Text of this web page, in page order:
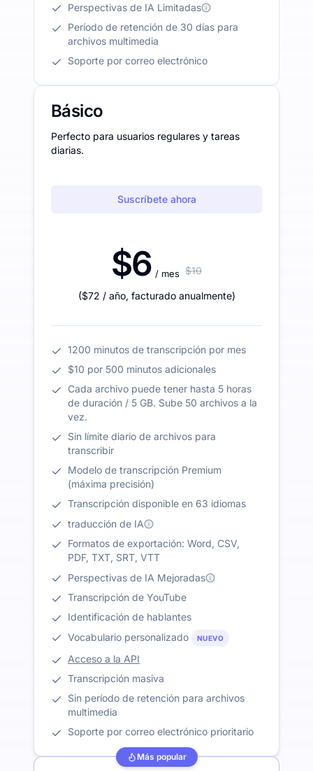
Perspectivas de IA Limitadas
Período de retención de 30 días para
archivos multimedia
Soporte por correo electrónico
Básico
Perfecto para usuarios regulares y tareas
diarias.
Suscríbete ahora
$6 / mes $10
($72 / año, facturado anualmente)
1200 minutos de transcripción por mes
$10 por 500 minutos adicionales
Cada archivo puede tener hasta 5 horas
de duración / 5 GB. Sube 50 archivos a la
vez.
Sin límite diario de archivos para
transcribir
Modelo de transcripción Premium
(máxima precisión)
Transcripción disponible en 63 idiomas
traducción de IA
Formatos de exportación: Word, CSV,
PDF, TXT, SRT, VTT
Perspectivas de IA Mejoradas
Transcripción de YouTube
Identificación de hablantes
Vocabulario personalizado
NUEVO
Acceso a la API
Transcripción masiva
Sin período de retención para archivos
multimedia
Soporte por correo electrónico prioritario
Más popular